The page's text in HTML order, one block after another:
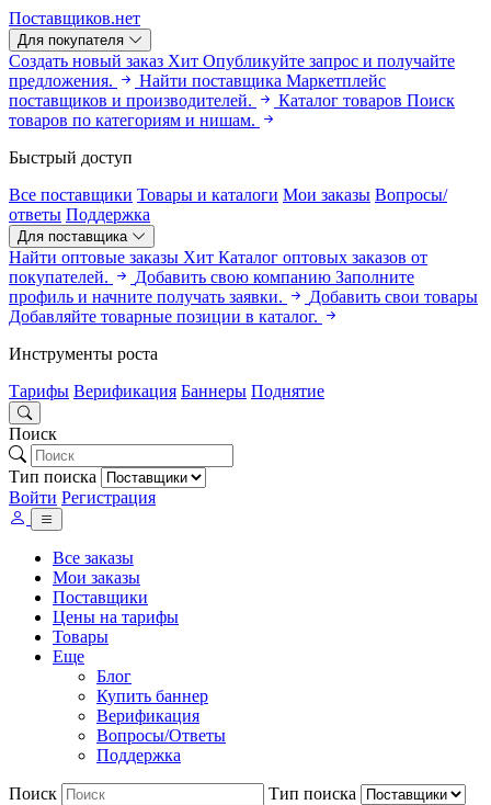
Поставщиков.нет
Для покупателя
Создать новый заказ Хит Опубликуйте запрос и получайте
предложения.
Найти поставщика Маркетплейс
поставщиков и производителей.
Каталог товаров Поиск
товаров по категориям и нишам.
Быстрый доступ
Все поставщики Товары и каталоги Мои заказы Вопросы/
ответы Поддержка
Для поставщика
Найти оптовые заказы Хит Каталог оптовых заказов от
покупателей.
Добавить свою компанию Заполните
профиль и начните получать заявки.
Добавить свои товары
Добавляйте товарные позиции в каталог.
Инструменты роста
Тарифы Верификация Баннеры Поднятие
Поиск
Тип поиска
Войти Регистрация
Все заказы
Мои заказы
Поставщики
Цены на тарифы
Товары
Еще
Блог
Купить баннер
Верификация
Вопросы/Ответы
Поддержка
Поиск
Тип поиска